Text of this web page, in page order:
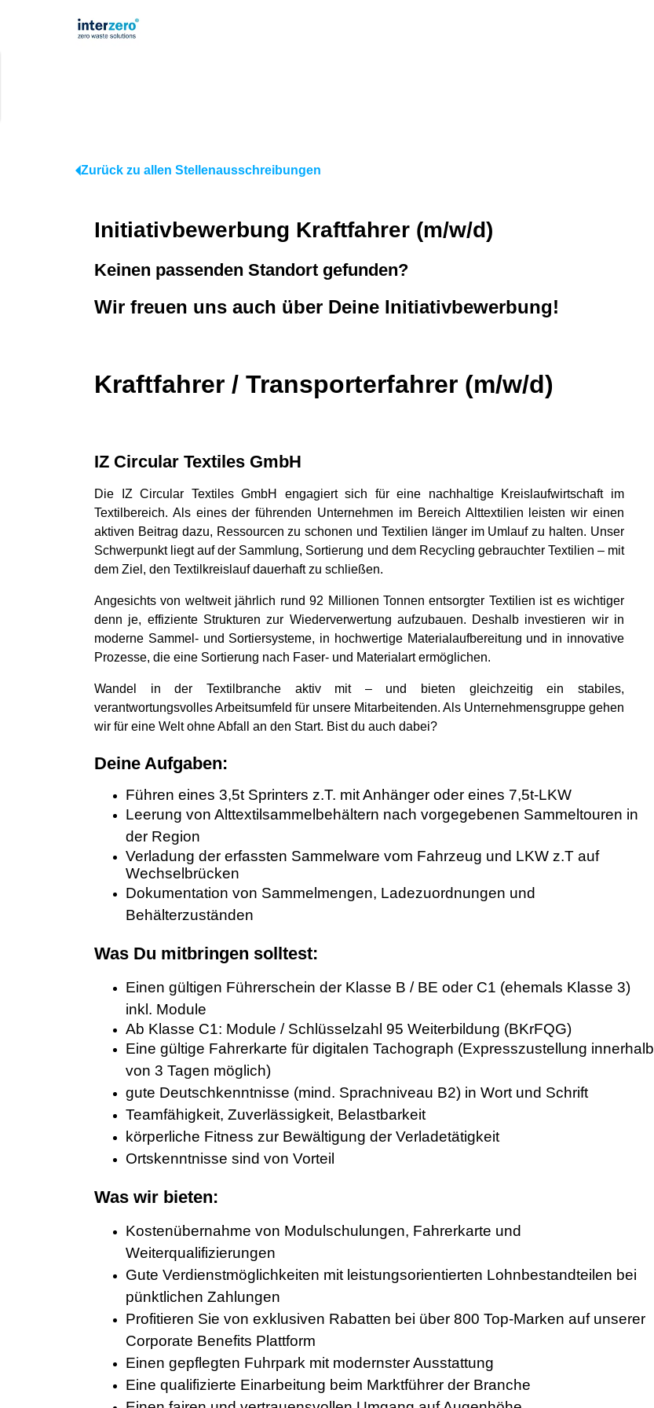
Zurück zu allen Stellenausschreibungen
Initiativbewerbung Kraftfahrer (m/w/d)
Keinen passenden Standort gefunden?
Wir freuen uns auch über Deine Initiativbewerbung!
Kraftfahrer / Transporterfahrer (m/w/d)
IZ Circular Textiles GmbH
Die IZ Circular Textiles GmbH engagiert sich für eine nachhaltige Kreislaufwirtschaft im
Textilbereich. Als eines der führenden Unternehmen im Bereich Alttextilien leisten wir einen
aktiven Beitrag dazu, Ressourcen zu schonen und Textilien länger im Umlauf zu halten. Unser
Schwerpunkt liegt auf der Sammlung, Sortierung und dem Recycling gebrauchter Textilien – mit
dem Ziel, den Textilkreislauf dauerhaft zu schließen.
Angesichts von weltweit jährlich rund 92 Millionen Tonnen entsorgter Textilien ist es wichtiger
denn je, effiziente Strukturen zur Wiederverwertung aufzubauen. Deshalb investieren wir in
moderne Sammel- und Sortiersysteme, in hochwertige Materialaufbereitung und in innovative
Prozesse, die eine Sortierung nach Faser- und Materialart ermöglichen.
Wandel in der Textilbranche aktiv mit – und bieten gleichzeitig ein stabiles,
verantwortungsvolles Arbeitsumfeld für unsere Mitarbeitenden. Als Unternehmensgruppe gehen
wir für eine Welt ohne Abfall an den Start. Bist du auch dabei?
Deine Aufgaben:
Führen eines 3,5t Sprinters z.T. mit Anhänger oder eines 7,5t-LKW
Leerung von Alttextilsammelbehältern nach vorgegebenen Sammeltouren in
der Region
Verladung der erfassten Sammelware vom Fahrzeug und LKW z.T auf
Wechselbrücken
Dokumentation von Sammelmengen, Ladezuordnungen und
Behälterzuständen
Was Du mitbringen solltest:
Einen gültigen Führerschein der Klasse B / BE oder C1 (ehemals Klasse 3)
inkl. Module
Ab Klasse C1: Module / Schlüsselzahl 95 Weiterbildung (BKrFQG)
Eine gültige Fahrerkarte für digitalen Tachograph (Expresszustellung innerhalb
von 3 Tagen möglich)
gute Deutschkenntnisse (mind. Sprachniveau B2) in Wort und Schrift
Teamfähigkeit, Zuverlässigkeit, Belastbarkeit
körperliche Fitness zur Bewältigung der Verladetätigkeit
Ortskenntnisse sind von Vorteil
Was wir bieten:
Kostenübernahme von Modulschulungen, Fahrerkarte und
Weiterqualifizierungen
Gute Verdienstmöglichkeiten mit leistungsorientierten Lohnbestandteilen bei
pünktlichen Zahlungen
Profitieren Sie von exklusiven Rabatten bei über 800 Top-Marken auf unserer
Corporate Benefits Plattform
Einen gepflegten Fuhrpark mit modernster Ausstattung
Eine qualifizierte Einarbeitung beim Marktführer der Branche